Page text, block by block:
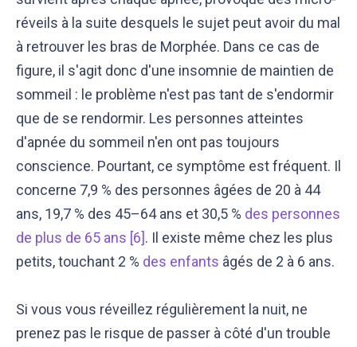
réveils à la suite desquels le sujet peut avoir du mal
à retrouver les bras de Morphée. Dans ce cas de
figure, il s'agit donc d'une insomnie de maintien de
sommeil : le problème n'est pas tant de s'endormir
que de se rendormir. Les personnes atteintes
d'apnée du sommeil n'en ont pas toujours
conscience. Pourtant, ce symptôme est fréquent. Il
concerne 7,9 % des personnes âgées de 20 à 44
ans, 19,7 % des 45–64 ans et 30,5 % des personnes
de plus de 65 ans [6]. Il existe même chez les plus
petits, touchant 2 % des enfants âgés de 2 à 6 ans.
Si vous vous réveillez régulièrement la nuit, ne
prenez pas le risque de passer à côté d'un trouble